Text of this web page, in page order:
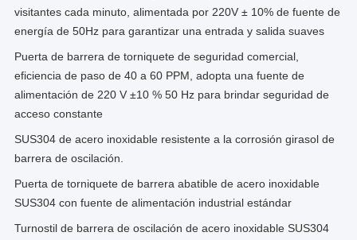
visitantes cada minuto, alimentada por 220V ± 10% de fuente de
energía de 50Hz para garantizar una entrada y salida suaves
Puerta de barrera de torniquete de seguridad comercial,
eficiencia de paso de 40 a 60 PPM, adopta una fuente de
alimentación de 220 V ±10 % 50 Hz para brindar seguridad de
acceso constante
SUS304 de acero inoxidable resistente a la corrosión girasol de
barrera de oscilación.
Puerta de torniquete de barrera abatible de acero inoxidable
SUS304 con fuente de alimentación industrial estándar
Turnostil de barrera de oscilación de acero inoxidable SUS304